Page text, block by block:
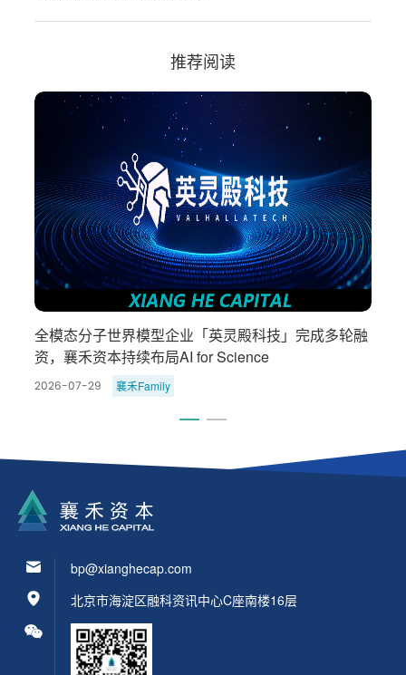
推荐阅读
全模态分子世界模型企业「英灵殿科技」完成多轮融
资，襄禾资本持续布局AI for Science
2026-07-29 襄禾Family
北京市海淀区融科资讯中心C座南楼16层
bp@xianghecap.com